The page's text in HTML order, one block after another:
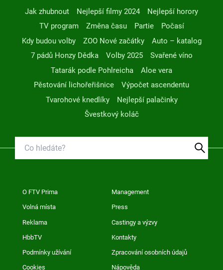
Jak zhubnout Nejlepší filmy 2024
Nejlepší horory
TV program
Změna času Partie
Počasí
Kdy budou volby
ZOO Nové začátky
Auto – katalog
7 pádů Honzy Dědka
Volby 2025
Svařené víno
Tatarák podle Pohlreicha
Aloe vera
Pěstování lichořeřišnice
Výpočet ascendentu
Tvarohové knedlíky
Nejlepší palačinky
Švestkový koláč
O FTV Prima Management
Volná místa Press
Reklama Castingy a výzvy
HbbTV Kontakty
Podmínky užívání Zpracování osobních údajů
Cookies Nápověda